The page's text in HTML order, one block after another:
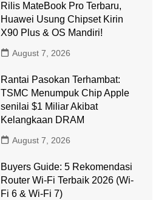
Rilis MateBook Pro Terbaru,
Huawei Usung Chipset Kirin
X90 Plus & OS Mandiri!
August 7, 2026
Rantai Pasokan Terhambat:
TSMC Menumpuk Chip Apple
senilai $1 Miliar Akibat
Kelangkaan DRAM
August 7, 2026
Buyers Guide: 5 Rekomendasi
Router Wi-Fi Terbaik 2026 (Wi-
Fi 6 & Wi-Fi 7)